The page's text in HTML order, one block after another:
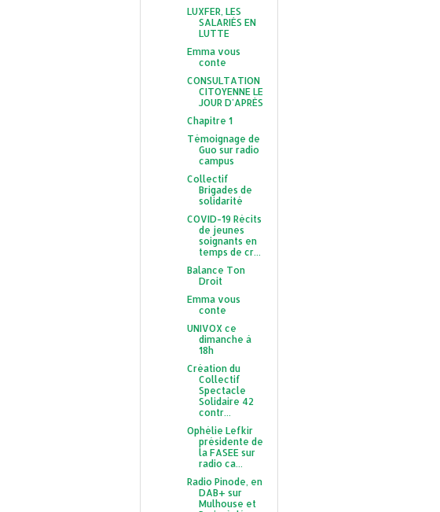
LUXFER, LES
SALARIÉS EN
LUTTE
Emma vous
conte
CONSULTATION
CITOYENNE LE
JOUR D'APRÈS
Chapitre 1
Témoignage de
Guo sur radio
campus
Collectif
Brigades de
solidarité
COVID-19 Récits
de jeunes
soignants en
temps de cr...
Balance Ton
Droit
Emma vous
conte
UNIVOX ce
dimanche à
18h
Création du
Collectif
Spectacle
Solidaire 42
contr...
Ophélie Lefkir
présidente de
la FASEE sur
radio ca...
Radio Pinode, en
DAB+ sur
Mulhouse et